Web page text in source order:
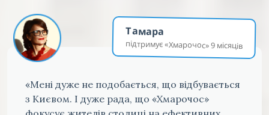
Тамара
підтримує «Хмарочос» 9 місяців
«Мені дуже не подобається, що відбувається
з Києвом. І дуже рада, що «Хмарочос»